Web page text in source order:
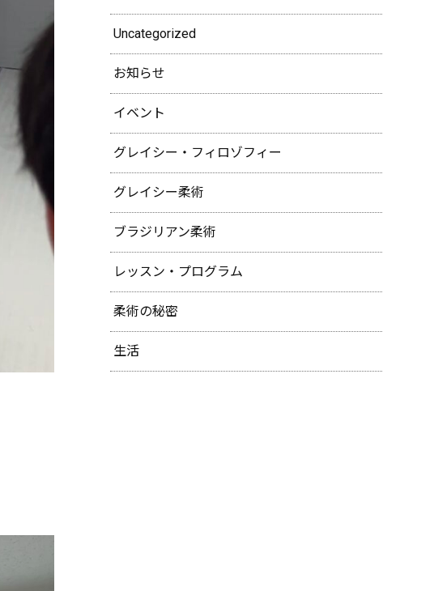
Uncategorized
お知らせ
イベント
グレイシー・フィロゾフィー
グレイシー柔術
ブラジリアン柔術
レッスン・プログラム
柔術の秘密
生活